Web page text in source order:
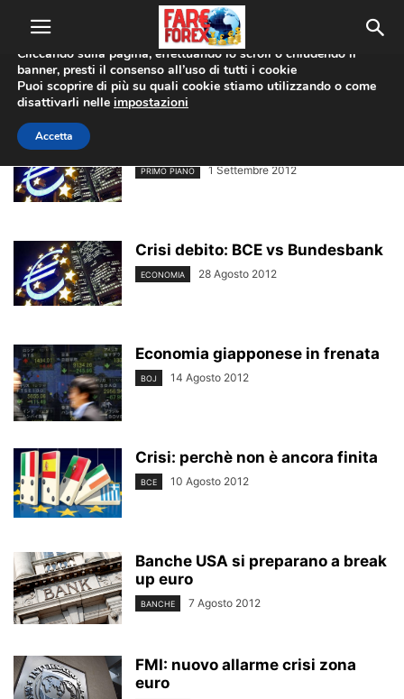
Home Tags Crisi debito
crisi debito
PRIMO PIANO 1 Settembre 2012
Crisi debito: BCE vs Bundesbank
ECONOMIA 28 Agosto 2012
Economia giapponese in frenata
BOJ 14 Agosto 2012
Crisi: perchè non è ancora finita
BCE 10 Agosto 2012
Banche USA si preparano a break
up euro
BANCHE 7 Agosto 2012
FMI: nuovo allarme crisi zona
euro
Utilizziamo i cookie per offrirti la migliore esperienza sul nostro
sito web.
Cliccando sulla pagina, effettuando lo scroll o chiudendo il
banner, presti il consenso all’uso di tutti i cookie
Puoi scoprire di più su quali cookie stiamo utilizzando o come
disattivarli nelle impostazioni
Accetta